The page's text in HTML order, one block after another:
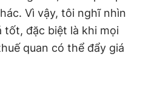
Vì vậy, tôi nghĩ nhìn
tốt, đặc biệt là khi mọi
quan có thể đẩy giá